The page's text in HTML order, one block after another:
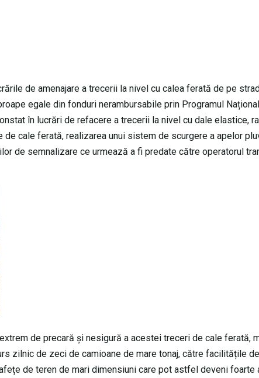
de amenajare a trecerii la nivel cu calea ferată de pe
egale din fonduri nerambursabile prin Programul
în lucrări de refacere a trecerii la nivel cu dale elastice,
de cale ferată, realizarea unui sistem de scurgere a apelor
de semnalizare ce urmează a fi predate către operatorul
de precară și nesigură a acestei treceri de cale ferată,
zilnic de zeci de camioane de mare tonaj, către facilitățile
de teren de mari dimensiuni care pot astfel deveni foarte